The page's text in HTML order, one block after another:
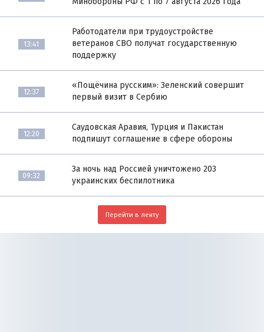
13:41
Работодатели при трудоустройстве
ветеранов СВО получат государственную
поддержку
12:37
«Пощёчина русским»: Зеленский совершит
первый визит в Сербию
12:20
Саудовская Аравия, Турция и Пакистан
подпишут соглашение в сфере обороны
09:32
За ночь над Россией уничтожено 203
украинских беспилотника
Перейти в ленту